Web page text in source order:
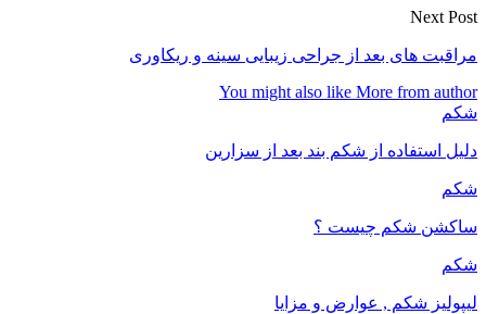
Next Post
مراقبت های بعد از جراحی زیبایی سینه و ریکاوری
You might also like More from author
شکم
دلیل استفاده از شکم بند بعد از سزارین
شکم
ساکشن شکم چیست ؟
شکم
لیپولیز شکم , عوارض و مزایا